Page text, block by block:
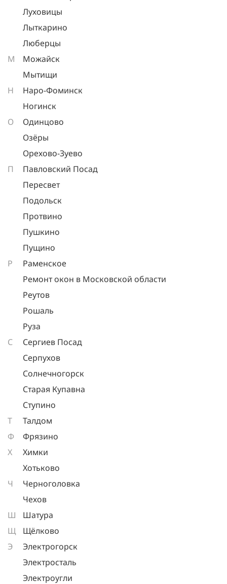
Луховицы
Лыткарино
Люберцы
М
Можайск
Мытищи
Н
Наро-Фоминск
Ногинск
О
Одинцово
Озёры
Орехово-Зуево
П
Павловский Посад
Пересвет
Подольск
Протвино
Пушкино
Пущино
Р
Раменское
Ремонт окон в Московской области
Реутов
Рошаль
Руза
С
Сергиев Посад
Серпухов
Солнечногорск
Старая Купавна
Ступино
Т
Талдом
Ф
Фрязино
Х
Химки
Хотьково
Ч
Черноголовка
Чехов
Ш
Шатура
Щ
Щёлково
Э
Электрогорск
Электросталь
Электроугли